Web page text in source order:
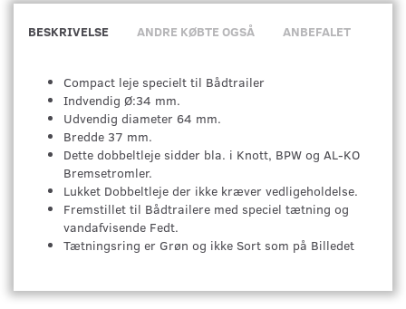
BESKRIVELSE ANDRE KØBTE OGSÅ ANBEFALET
Compact leje specielt til Bådtrailer
Indvendig Ø:34 mm.
Udvendig diameter 64 mm.
Bredde 37 mm.
Dette dobbeltleje sidder bla. i Knott, BPW og AL-KO
Bremsetromler.
Lukket Dobbeltleje der ikke kræver vedligeholdelse.
Fremstillet til Bådtrailere med speciel tætning og
vandafvisende Fedt.
Tætningsring er Grøn og ikke Sort som på Billedet